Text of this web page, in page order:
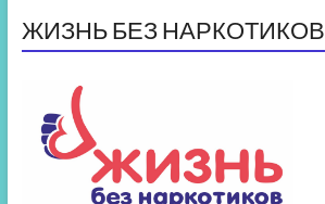
ЖИЗНЬ БЕЗ НАРКОТИКОВ